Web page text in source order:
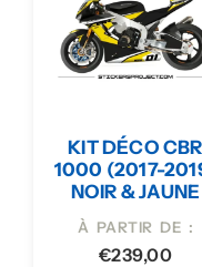
KIT DÉCO CBR
1000 (2017-
NOIR & JAUNE
À PARTIR DE :
€239,00